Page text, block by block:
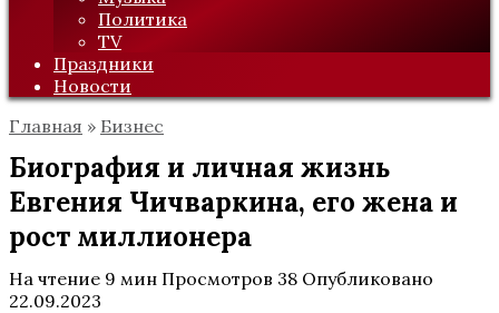
Политика
TV
Праздники
Новости
Главная » Бизнес
Биография и личная жизнь
Евгения Чичваркина, его жена и
рост миллионера
На чтение 9 мин Просмотров 38 Опубликовано
22.09.2023